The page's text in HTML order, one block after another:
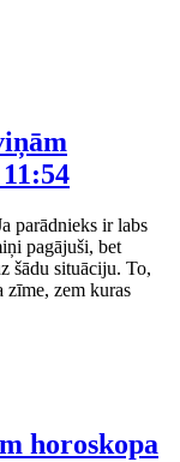
parādnieks ir labs
pagājuši, bet
šādu situāciju. To,
zīme, zem kuras
horoskopa